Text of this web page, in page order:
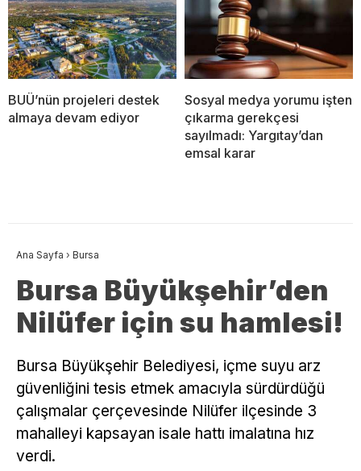
BUÜ’nün projeleri destek
almaya devam ediyor
Sosyal medya yorumu işten
çıkarma gerekçesi
sayılmadı: Yargıtay’dan
emsal karar
Ana Sayfa › Bursa
Bursa Büyükşehir’den
Nilüfer için su hamlesi!
Bursa Büyükşehir Belediyesi, içme suyu arz
güvenliğini tesis etmek amacıyla sürdürdüğü
çalışmalar çerçevesinde Nilüfer ilçesinde 3
mahalleyi kapsayan isale hattı imalatına hız
verdi.